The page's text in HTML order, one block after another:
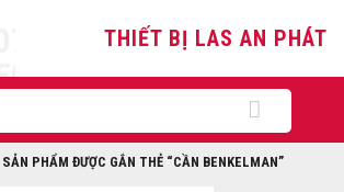
THIẾT BỊ LAS AN PHÁT
SẢN PHẨM ĐƯỢC GẮN THẺ “CẦN BENKELMAN”